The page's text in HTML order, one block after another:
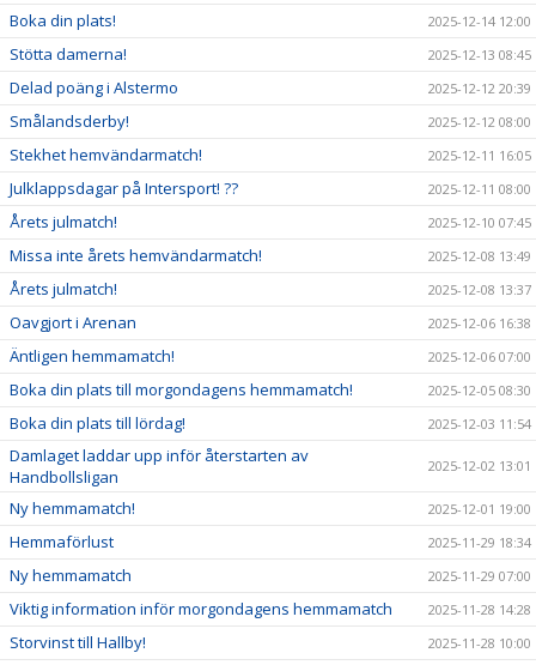
Boka din plats! 2025-12-14 12:00
Stötta damerna! 2025-12-13 08:45
Delad poäng i Alstermo 2025-12-12 20:39
Smålandsderby! 2025-12-12 08:00
Stekhet hemvändarmatch! 2025-12-11 16:05
Julklappsdagar på Intersport! ?? 2025-12-11 08:00
Årets julmatch! 2025-12-10 07:45
Missa inte årets hemvändarmatch! 2025-12-08 13:49
Årets julmatch! 2025-12-08 13:37
Oavgjort i Arenan 2025-12-06 16:38
Äntligen hemmamatch! 2025-12-06 07:00
Boka din plats till morgondagens hemmamatch! 2025-12-05 08:30
Boka din plats till lördag! 2025-12-03 11:54
Damlaget laddar upp inför återstarten av
Handbollsligan
2025-12-02 13:01
Ny hemmamatch! 2025-12-01 19:00
Hemmaförlust 2025-11-29 18:34
Ny hemmamatch 2025-11-29 07:00
Viktig information inför morgondagens hemmamatch 2025-11-28 14:28
Storvinst till Hallby!
2025-11-28 10:00